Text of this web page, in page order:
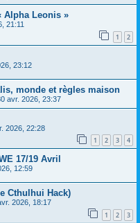
Alpha Leonis »
21:11
1 2
23:12
monde et règles maison
avr. 2026, 23:37
2026, 22:28
1 2 3 4
17/19 Avril
12:59
Cthulhui Hack)
2026, 18:17
1 2 3